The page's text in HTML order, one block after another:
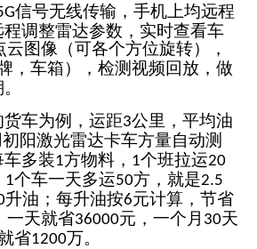
信号无线传输，手机上均远程
调整雷达参数，实时查看车
云图像（可各个方位旋转），
，车箱），检测视频回放，做
货车为例，运距3公里，平均油
阳激光雷达卡车方量自动测
多装1方物料， 1个班拉运20
1个车一天多运50方，就是2.5
升油；每升油按6元计算，节省
一天就省36000元，一个月 30天
省1200万。